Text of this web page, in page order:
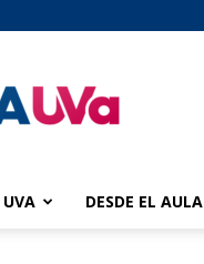
UVA DESDE EL AULA